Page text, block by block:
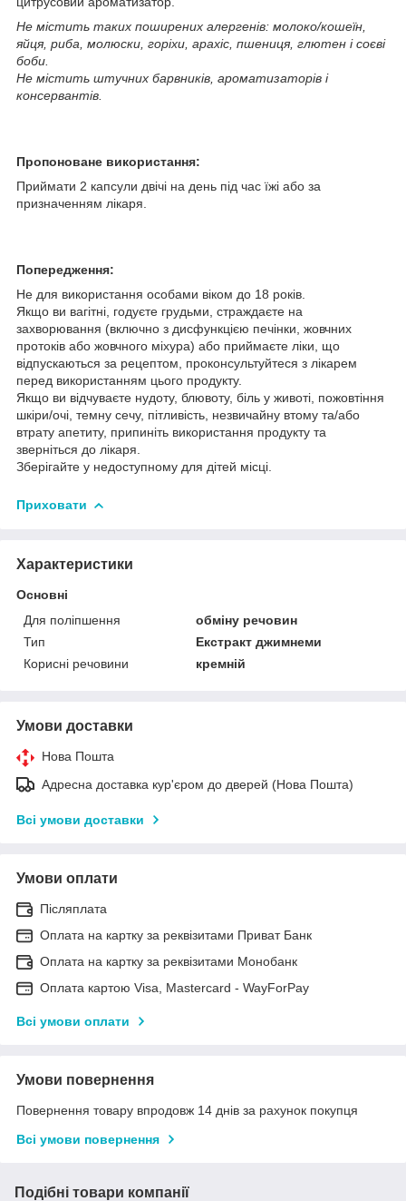
Не містить таких поширених алергенів: молоко/кошеїн,
яйця, риба, молюски, горіхи, арахіс, пшениця, глютен і соєві
боби.
Не містить штучних барвників, ароматизаторів і
консервантів.
Пропоноване використання:
Приймати 2 капсули двічі на день під час їжі або за
призначенням лікаря.
Попередження:
Не для використання особами віком до 18 років.
Якщо ви вагітні, годуєте грудьми, страждаєте на
захворювання (включно з дисфункцією печінки, жовчних
протоків або жовчного міхура) або приймаєте ліки, що
відпускаються за рецептом, проконсультуйтеся з лікарем
перед використанням цього продукту.
Якщо ви відчуваєте нудоту, блювоту, біль у животі, пожовтіння
шкіри/очі, темну сечу, пітливість, незвичайну втому та/або
втрату апетиту, припиніть використання продукту та
зверніться до лікаря.
Зберігайте у недоступному для дітей місці.
Приховати
Характеристики
Основні
Для поліпшення
обміну речовин
Тип
Екстракт джимнеми
Корисні речовини
кремній
Умови доставки
Нова Пошта
Адресна доставка кур'єром до дверей (Нова Пошта)
Всі умови доставки
Умови оплати
Післяплата
Оплата на картку за реквізитами Приват Банк
Оплата на картку за реквізитами Монобанк
Оплата картою Visa, Mastercard - WayForPay
Всі умови оплати
Умови повернення
Повернення товару впродовж 14 днів за рахунок покупця
Всі умови повернення
Подібні товари компанії